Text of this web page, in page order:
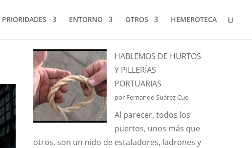
PRIORIDADES ENTORNO OTROS HEMEROTECA
HABLEMOS DE HURTOS
Y PILLERÍAS
PORTUARIAS
por Fernando Suárez Cue
Al parecer, todos los
puertos, unos más que
otros, son un nido de estafadores, ladrones y